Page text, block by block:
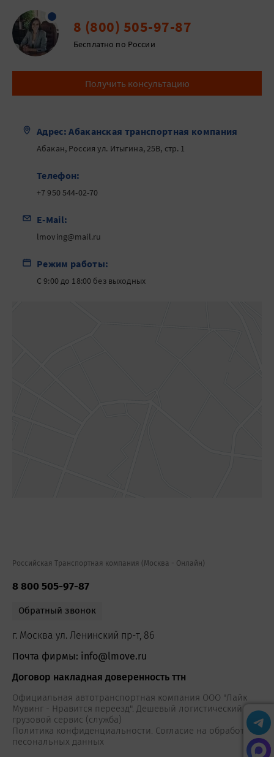
8 (800) 505-97-87
Бесплатно по России
Получить консультацию
Адрес: Абаканская транспортная компания
Абакан, Россия ул. Итыгина, 25В, стр. 1
Телефон:
+7 950 544-02-70
E-Mail:
lmoving@mail.ru
Режим работы:
С 9:00 до 18:00 без выходных
Российская Транспортная компания (Москва - Онлайн)
8 800 505-97-87
Обратный звонок
г. Москва ул. Ленинский пр-т, 86
Почта фирмы: info@lmove.ru
Договор накладная доверенность ттн
Официальная автотранспортная компания ООО "Лайк
Мувинг - Нравится переезд". Дешевый логистический
грузовой сервис (служба)
Политика конфиденциальности. Согласие на обработку
песональных данных